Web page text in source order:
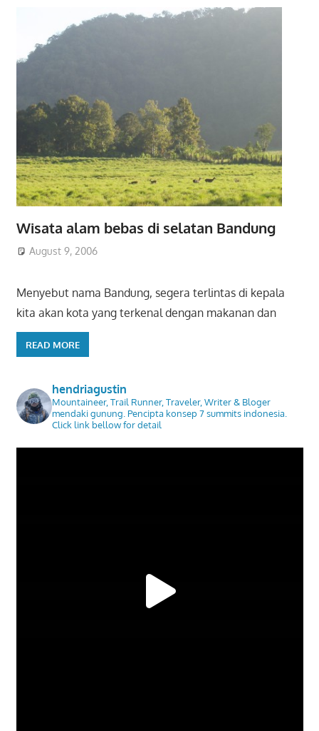
Wisata alam bebas di selatan Bandung
August 9, 2006
Menyebut nama Bandung, segera terlintas di kepala
kita akan kota yang terkenal dengan makanan dan
READ MORE
hendriagustin
Mountaineer, Trail Runner, Traveler, Writer & Bloger
mendaki gunung. Pencipta konsep 7 summits indonesia.
Click link bellow for detail